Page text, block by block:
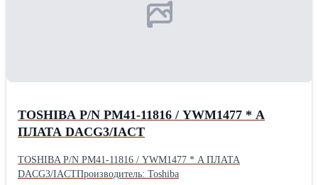
TOSHIBA P/N PM41-11816 / YWM1477 * A
ПЛАТА DACG3/IACT
TOSHIBA P/N PM41-11816 / YWM1477 * A ПЛАТА
DACG3/IACTПроизводитель: Toshiba